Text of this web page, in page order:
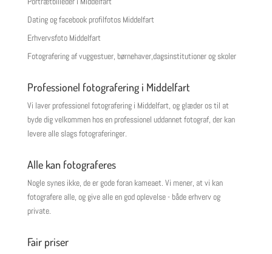
Dating og facebook profilfotos Middelfart
Erhvervsfoto Middelfart
Fotografering af vuggestuer, børnehaver,dagsinstitutioner og skoler
Professionel fotografering i Middelfart
Vi laver professionel fotografering i Middelfart, og glæder os til at
byde dig velkommen hos en professionel uddannet fotograf, der kan
levere alle slags fotograferinger.
Alle kan fotograferes
Nogle synes ikke, de er gode foran kameaet. Vi mener, at vi kan
fotografere alle, og give alle en god oplevelse - både erhverv og
private.
Fair priser